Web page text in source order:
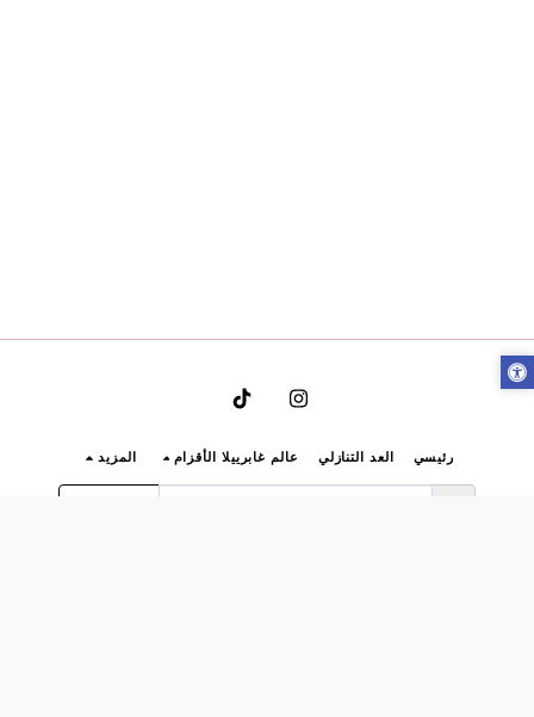
رئيسي العد التنازلي عالم غابرييلا الأقزام المزيد